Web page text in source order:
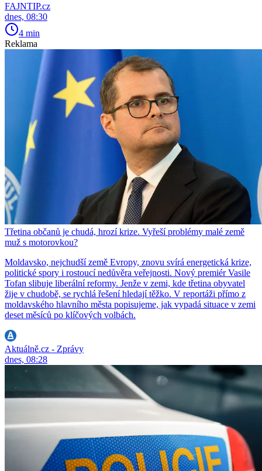
FAJNTIP.cz
dnes, 08:30
4 min
Reklama
Třetina občanů je chudá, hrozí krize. Vyřeší problémy malé země
muž s motorovkou?
Moldavsko, nejchudší země Evropy, znovu svírá energetická krize,
politické spory i rostoucí nedůvěra veřejnosti. Nový premiér Vasile
Tofan slibuje liberální reformy. Jenže v zemi, kde třetina obyvatel
žije v chudobě, se rychlá řešení hledají těžko. V reportáži přímo z
moldavského hlavního města popisujeme, jak vypadá situace v zemi
deset měsíců po klíčových volbách.
Aktuálně.cz - Zprávy
dnes, 08:28